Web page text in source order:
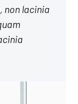
non lacinia